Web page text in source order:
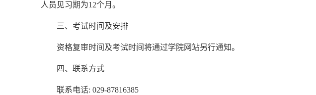
人员 见习期为12个月。
三、考试时间及安排
资格复审时间及考试时间将通过学院网站另行通知。
四、联系方式
联系电话: 029-87816385